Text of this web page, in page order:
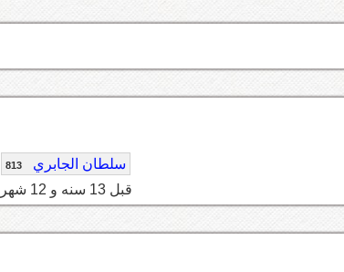
سلطان الجابري 813
قبل 13 سنه و 12 شهر